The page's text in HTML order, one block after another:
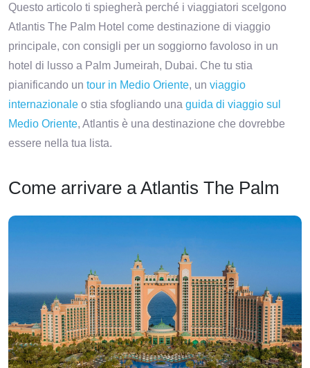
Questo articolo ti spiegherà perché i viaggiatori scelgono
Atlantis The Palm Hotel come destinazione di viaggio
principale, con consigli per un soggiorno favoloso in un
hotel di lusso a Palm Jumeirah, Dubai. Che tu stia
pianificando un tour in Medio Oriente, un viaggio
internazionale o stia sfogliando una guida di viaggio sul
Medio Oriente, Atlantis è una destinazione che dovrebbe
essere nella tua lista.
Come arrivare a Atlantis The Palm